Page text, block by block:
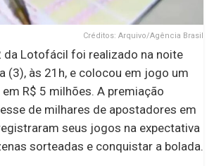
Créditos: Arquivo/Agência Brasil
da Lotofácil foi realizado na noite
(3), às 21h, e colocou em jogo um
R$ 5 milhões. A premiação
de milhares de apostadores em
seus jogos na expectativa
sorteadas e conquistar a bolada.